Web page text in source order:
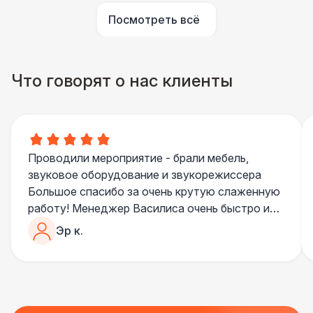
Посмотреть всё
Что говорят о нас клиенты
Проводили мероприятие - брали мебель,
звуковое оборудование и звукорежиссера
Большое спасибо за очень крутую слаженную
работу! Менеджер Василиса очень быстро и
качественно обрабатывала все запросы,
пошла навстречу во многих моментах
Все приехало вовремя, в хорошем состоянии.
Эр к.